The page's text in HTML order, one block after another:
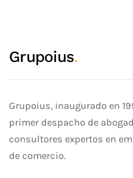
Grupoius.
Grupoius, inaugurado en
primer despacho de
consultores expertos en
de comercio.